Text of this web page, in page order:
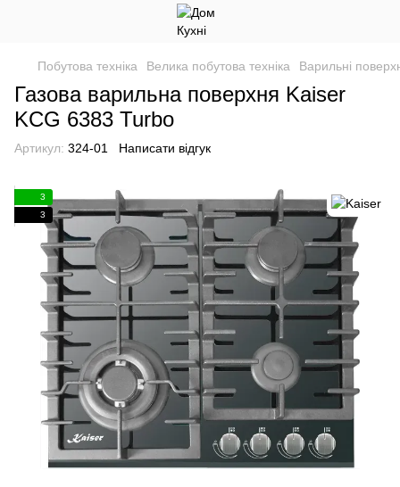
Побутова техніка Велика побутова техніка Варильні
Газова варильна поверхня Kaiser
KCG 6383 Turbo
Артикул: 324-01 Написати відгук
3
3